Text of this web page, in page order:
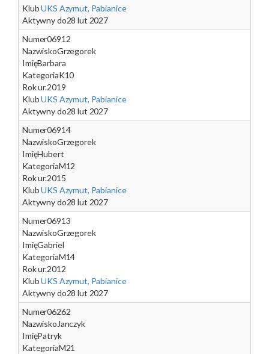
KlubUKS Azymut, Pabianice
Aktywny do28 lut 2027
Numer06912
NazwiskoGrzegorek
ImięBarbara
KategoriaK10
Rok ur.2019
KlubUKS Azymut, Pabianice
Aktywny do28 lut 2027
Numer06914
NazwiskoGrzegorek
ImięHubert
KategoriaM12
Rok ur.2015
KlubUKS Azymut, Pabianice
Aktywny do28 lut 2027
Numer06913
NazwiskoGrzegorek
ImięGabriel
KategoriaM14
Rok ur.2012
KlubUKS Azymut, Pabianice
Aktywny do28 lut 2027
Numer06262
Nazwisko Janczyk
ImięPatryk
KategoriaM21